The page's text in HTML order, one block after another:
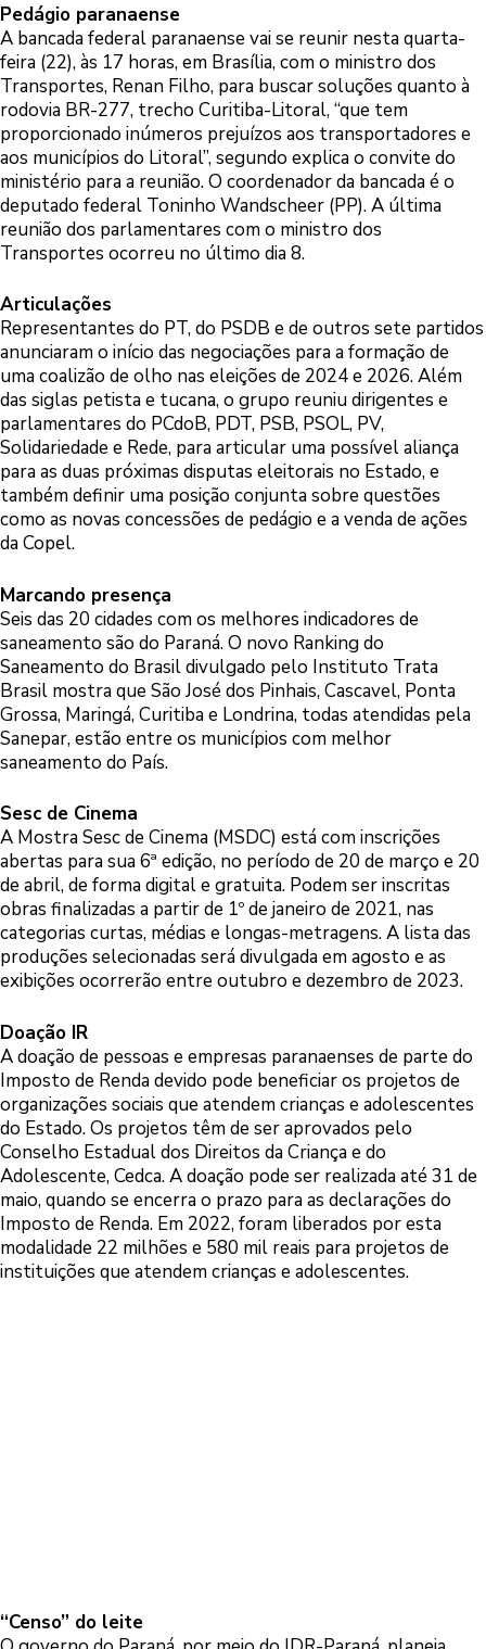
Pedágio paranaense
A bancada federal paranaense vai se reunir nesta quarta-
feira (22), às 17 horas, em Brasília, com o ministro dos
Transportes, Renan Filho, para buscar soluções quanto à
rodovia BR-277, trecho Curitiba-Litoral, “que tem
proporcionado inúmeros prejuízos aos transportadores e
aos municípios do Litoral”, segundo explica o convite do
ministério para a reunião. O coordenador da bancada é o
deputado federal Toninho Wandscheer (PP). A última
reunião dos parlamentares com o ministro dos
Transportes ocorreu no último dia 8.
Articulações
Representantes do PT, do PSDB e de outros sete partidos
anunciaram o início das negociações para a formação de
uma coalizão de olho nas eleições de 2024 e 2026. Além
das siglas petista e tucana, o grupo reuniu dirigentes e
parlamentares do PCdoB, PDT, PSB, PSOL, PV,
Solidariedade e Rede, para articular uma possível aliança
para as duas próximas disputas eleitorais no Estado, e
também definir uma posição conjunta sobre questões
como as novas concessões de pedágio e a venda de ações
da Copel.
Marcando presença
Seis das 20 cidades com os melhores indicadores de
saneamento são do Paraná. O novo Ranking do
Saneamento do Brasil divulgado pelo Instituto Trata
Brasil mostra que São José dos Pinhais, Cascavel, Ponta
Grossa, Maringá, Curitiba e Londrina, todas atendidas pela
Sanepar, estão entre os municípios com melhor
saneamento do País.
Sesc de Cinema
A Mostra Sesc de Cinema (MSDC) está com inscrições
abertas para sua 6ª edição, no período de 20 de março e 20
de abril, de forma digital e gratuita. Podem ser inscritas
obras finalizadas a partir de 1º de janeiro de 2021, nas
categorias curtas, médias e longas-metragens. A lista das
produções selecionadas será divulgada em agosto e as
exibições ocorrerão entre outubro e dezembro de 2023.
Doação IR
A doação de pessoas e empresas paranaenses de parte do
Imposto de Renda devido pode beneficiar os projetos de
organizações sociais que atendem crianças e adolescentes
do Estado. Os projetos têm de ser aprovados pelo
Conselho Estadual dos Direitos da Criança e do
Adolescente, Cedca. A doação pode ser realizada até 31 de
maio, quando se encerra o prazo para as declarações do
Imposto de Renda. Em 2022, foram liberados por esta
modalidade 22 milhões e 580 mil reais para projetos de
instituições que atendem crianças e adolescentes.
“Censo” do leite